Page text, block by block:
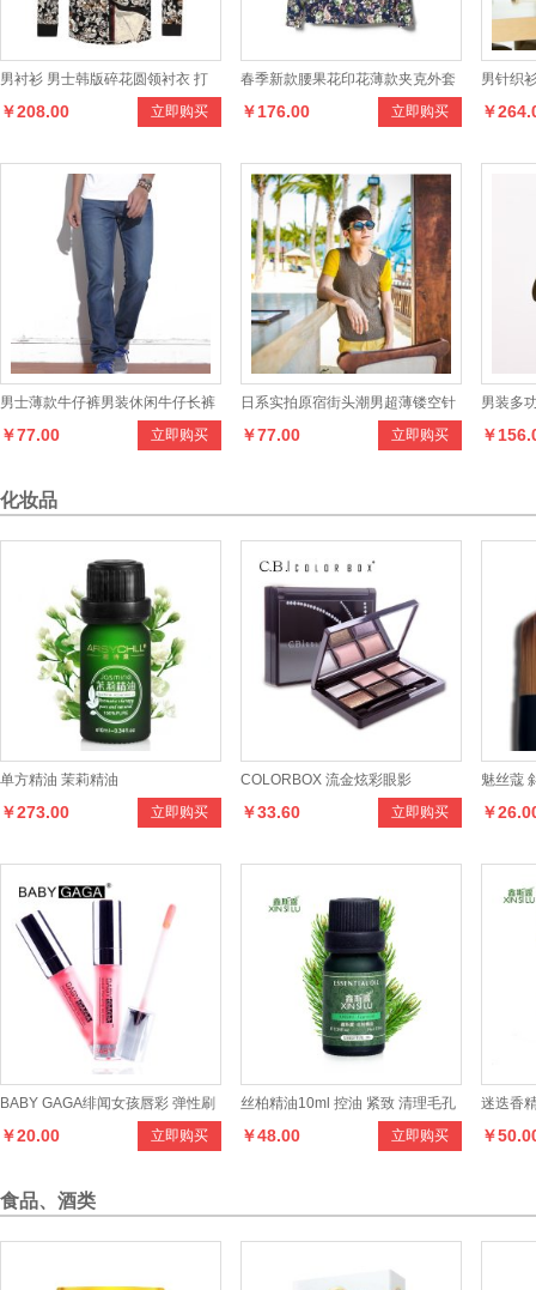
男衬衫 男士韩版碎花圆领衬衣 打
底衬衣 春秋款衬衫 男 立即购买
￥208.00
春季新款腰果花印花薄款夹克外套
连帽 高档时尚休闲情侣装立即购买
￥176.00
男针织
秋冬打
￥
男士薄款牛仔裤男装休闲牛仔长裤
子 立即购买
￥77.00
日系实拍原宿街头潮男超薄镂空针
织V领男式短袖T恤衫男士针织T恤
立即购买
￥77.00
男装多
外休闲
￥
化妆品
单方精油 茉莉精油
立即购买
￥273.00
COLORBOX 流金炫彩眼影
立即购买
￥33.60
魅丝蔻
具 美容
￥
BABY GAGA绯闻女孩唇彩 弹性刷
头 立即购买
￥20.00
丝柏精油10ml 控油 紧致 清理毛孔
单方精油 立即购买
￥48.00
迷迭香
￥
食品、酒类